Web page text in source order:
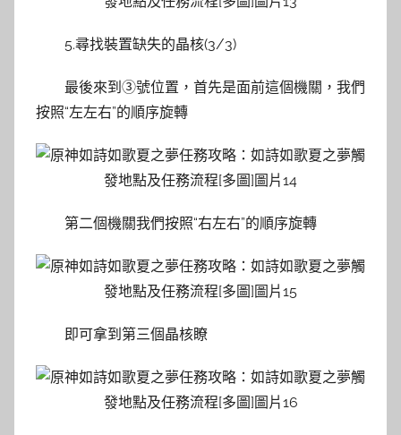
5.尋找裝置缺失的晶核(3/3)
最後來到③號位置，首先是面前這個機關，我們
按照“左左右”的順序旋轉
第二個機關我們按照“右左右”的順序旋轉
即可拿到第三個晶核瞭